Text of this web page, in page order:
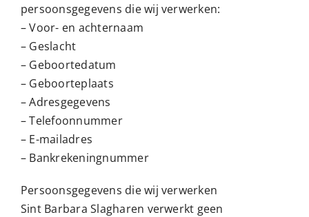
persoonsgegevens die wij verwerken:
– Voor- en achternaam
– Geslacht
– Geboortedatum
– Geboorteplaats
– Adresgegevens
– Telefoonnummer
– E-mailadres
– Bankrekeningnummer
Persoonsgegevens die wij verwerken
Sint Barbara Slagharen verwerkt geen